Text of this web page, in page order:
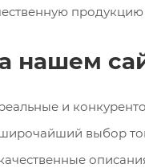
нашем
и
выбор